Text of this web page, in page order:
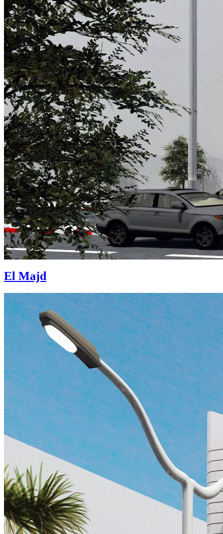
El Majd